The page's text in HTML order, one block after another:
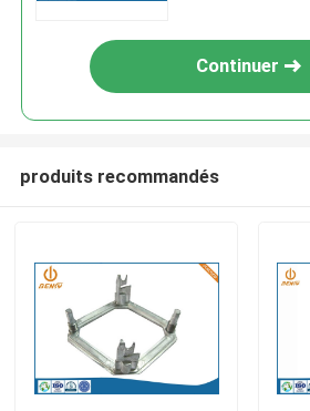
Continuer
produits recommandés